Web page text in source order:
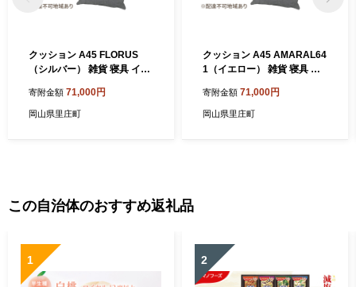
クッション A45 FLORUS
（シルバー） 雑貨 寝具 イン
寄附金額 71,000円
岡山県里庄町
クッション A45 AMARAL64
1（イエロー） 雑貨 寝具 イ
寄附金額 71,000円
岡山県里庄町
この自治体のおすすめ返礼品
1 2